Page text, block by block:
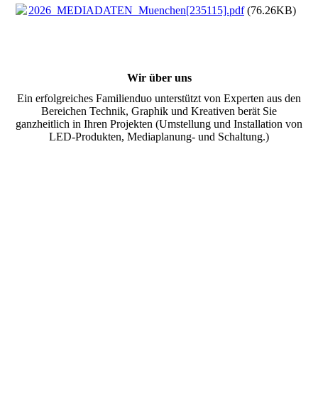
2026_MEDIADATEN_Muenchen[235115].pdf(76.26KB)
Wir über uns
Ein erfolgreiches Familienduo unterstützt von Experten aus den
Bereichen Technik, Graphik und Kreativen berät Sie
ganzheitlich in Ihren Projekten (Umstellung und Installation von
LED-Produkten, Mediaplanung- und Schaltung.)